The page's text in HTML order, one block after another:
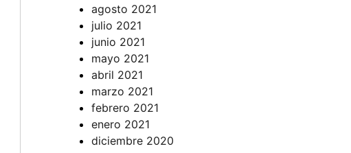
agosto 2021
julio 2021
junio 2021
mayo 2021
abril 2021
marzo 2021
febrero 2021
enero 2021
diciembre 2020